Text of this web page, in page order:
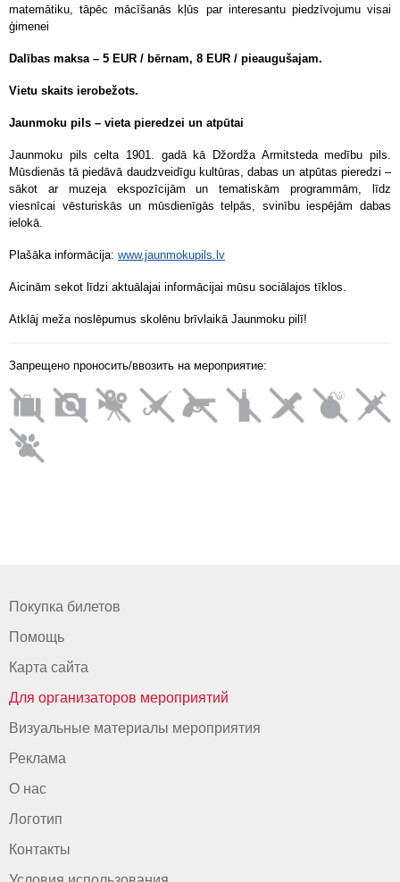
matemātiku, tāpēc mācīšanās kļūs par interesantu piedzīvojumu visai
ģimenei
Dalības maksa – 5 EUR / bērnam, 8 EUR / pieaugušajam.
Vietu skaits ierobežots.
Jaunmoku pils – vieta pieredzei un atpūtai
Jaunmoku pils celta 1901. gadā kā Džordža Armitsteda medību pils.
Mūsdienās tā piedāvā daudzveidīgu kultūras, dabas un atpūtas pieredzi –
sākot ar muzeja ekspozīcijām un tematiskām programmām, līdz
viesnīcai vēsturiskās un mūsdienīgās telpās, svinību iespējām dabas
ielokā.
Plašāka informācija: www.jaunmokupils.lv
Aicinām sekot līdzi aktuālajai informācijai mūsu sociālajos tīklos.
Atklāj meža noslēpumus skolēnu brīvlaikā Jaunmoku pilī!
Запрещено проносить/ввозить на мероприятие:
Покупка билетов
Помощь
Карта сайта
Для организаторов мероприятий
Визуальные материалы мероприятия
Реклама
О нас
Логотип
Контакты